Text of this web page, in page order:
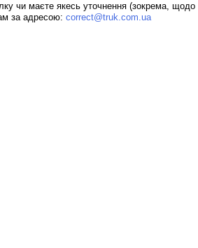
чи маєте якесь уточнення (зокрема, щодо
за адресою: correct@truk.com.ua